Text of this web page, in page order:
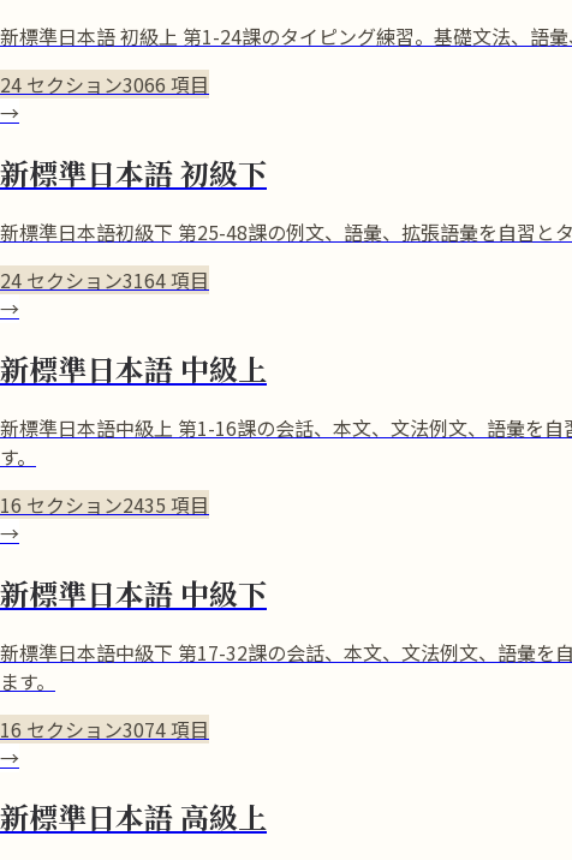
新標準日本語 初級上 第1-24課のタイピング練習。基礎文法、語
24 セクション3066 項目
→
新標準日本語 初級下
新標準日本語初級下 第25-48課の例文、語彙、拡張語彙を自習と
24 セクション3164項目
→
新標準日本語 中級上
新標準日本語中級上 第1-16課の会話、本文、文法例文、語彙を
す。
16 セクション2435 項目
→
新標準日本語 中級下
新標準日本語中級下 第17-32課の会話、本文、文法例文、語彙を
ます。
16 セクション3074項目
→
新標準日本語 高級上